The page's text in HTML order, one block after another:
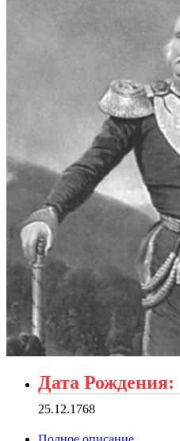
Дата Рождения:
25.12.1768